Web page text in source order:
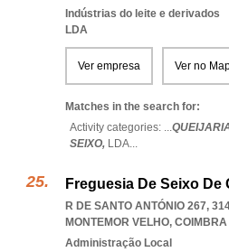
Indústrias do leite e derivados
LDA
Ver empresa Ver no
Matches in the search for:
Activity categories: ...
SEIXO, LDA...
Freguesia De Seixo De
R DE SANTO ANTÓNIO 267,
MONTEMOR VELHO, COIMBRA
Administração Local